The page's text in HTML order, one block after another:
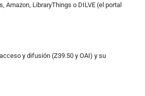
Amazon, LibraryThings o DILVE (el portal
y difusión (Z39.50 y OAI) y su